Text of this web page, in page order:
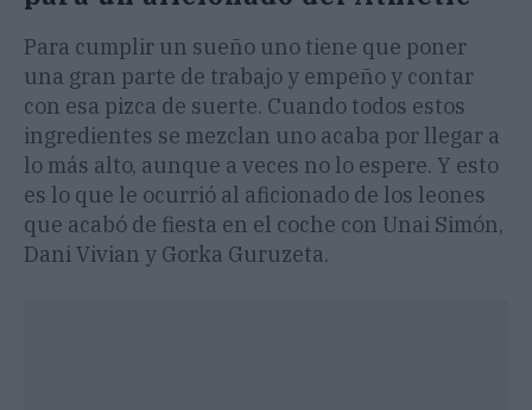
Para cumplir un sueño uno tiene que poner
una gran parte de trabajo y empeño y contar
con esa pizca de suerte. Cuando todos estos
ingredientes se mezclan uno acaba por llegar a
lo más alto, aunque a veces no lo espere. Y esto
es lo que le ocurrió al aficionado de los leones
que acabó de fiesta en el coche con Unai Simón,
Dani Vivian y Gorka Guruzeta.